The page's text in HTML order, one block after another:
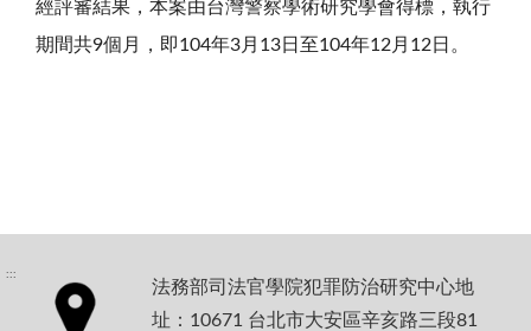
經評審結果，本案由台灣警察學術研究學會得標，執行
期間共9個月，即104年3月13日至104年12月12日。
:::
法務部司法官學院犯罪防治研究中心地
址：10671 台北市大安區辛亥路三段81